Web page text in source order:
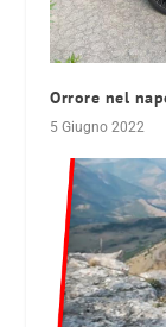
Orrore nel
5 Giugno 2022